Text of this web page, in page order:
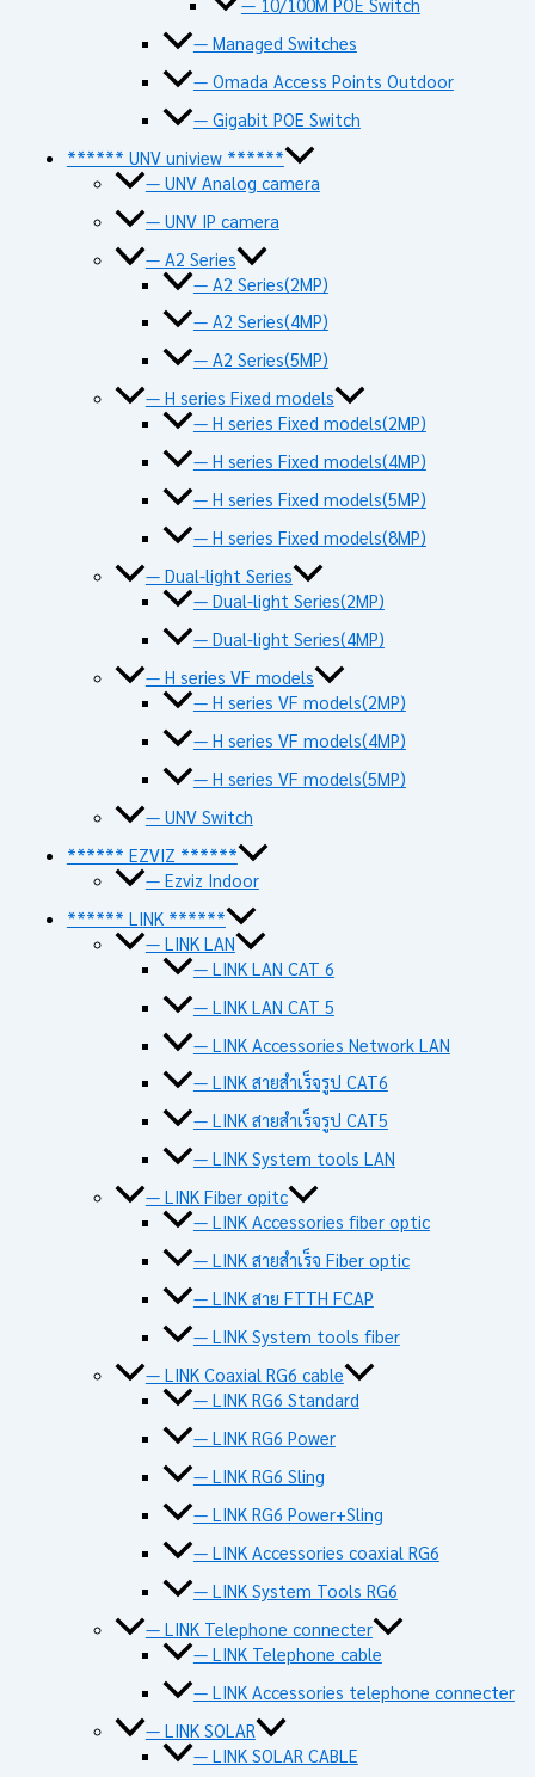
— Managed Switches
— Omada Access Points Outdoor
— Gigabit POE Switch
****** UNV uniview ******
— UNV Analog camera
— UNV IP camera
— A2 Series
— A2 Series(2MP)
— A2 Series(4MP)
— A2 Series(5MP)
— H series Fixed models
— H series Fixed models(2MP)
— H series Fixed models(4MP)
— H series Fixed models(5MP)
— H series Fixed models(8MP)
— Dual-light Series
— Dual-light Series(2MP)
— Dual-light Series(4MP)
— H series VF models
— H series VF models(2MP)
— H series VF models(4MP)
— H series VF models(5MP)
— UNV Switch
****** EZVIZ ******
— Ezviz Indoor
****** LINK ******
— LINK LAN
— LINK LAN CAT 6
— LINK LAN CAT 5
— LINK Accessories Network LAN
— LINK สายสำเร็จรูป CAT6
— LINK สายสำเร็จรูป CAT5
— LINK System tools LAN
— LINK Fiber opitc
— LINK Accessories fiber optic
— LINK สายสำเร็จ Fiber optic
— LINK สาย FTTH FCAP
— LINK System tools fiber
— LINK Coaxial RG6 cable
— LINK RG6 Standard
— LINK RG6 Power
— LINK RG6 Sling
— LINK RG6 Power+Sling
— LINK Accessories coaxial RG6
— LINK System Tools RG6
— LINK Telephone connecter
— LINK Telephone cable
— LINK Accessories telephone connecter
— LINK SOLAR
— LINK SOLAR CABLE